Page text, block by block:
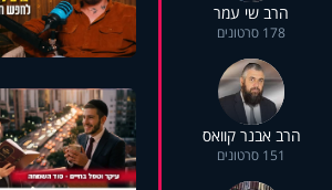
הרב שי עמר
178 סרטונים
הרב אבנר קוואס
151 סרטונים